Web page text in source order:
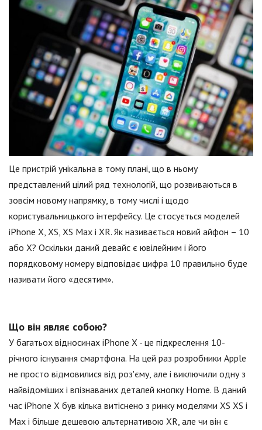
Це пристрій унікальна в тому плані, що в ньому
представлений цілий ряд технологій, що розвиваються в
зовсім новому напрямку, в тому числі і щодо
користувальницького інтерфейсу. Це стосується моделей
iPhone X, XS, XS Max і XR. Як називається новий айфон – 10
або X? Оскільки даний девайс є ювілейним і його
порядковому номеру відповідає цифра 10 правильно буде
називати його «десятим».
Що він являє собою?
У багатьох відносинах iPhone X - це підкреслення 10-
річного існування смартфона. На цей раз розробники Apple
не просто відмовилися від роз'єму, але і виключили одну з
найвідоміших і впізнаваних деталей кнопку Home. В даний
час iPhone X був кілька витіснено з ринку моделями XS XS і
Max і більше дешевою альтернативою XR, але чи він є